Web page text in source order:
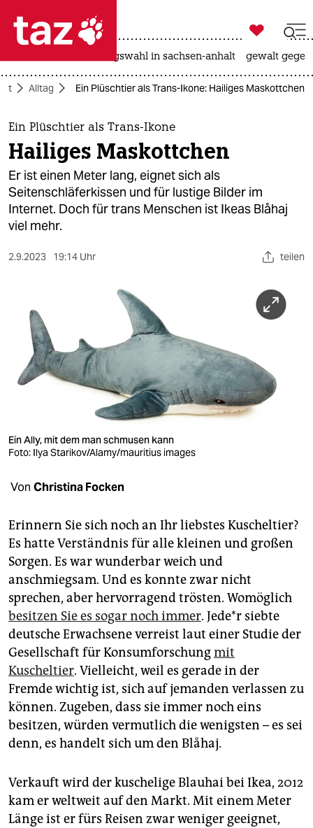
 taz zahl ich
taz zahl ich
themen
politik
öko
gesellschaft
kultur
berlin
nord
wahrheit
verlag
shop
fragen & hilfe
unterstützen
abo
genossenschaft
epaper login

taz zahl ich
landtagswahl in sachsen-anhalt gewalt
Alltag Ein Plüschtier als Trans-Ikone: Hailiges Maskottchen
Ein Plüschtier als Trans-Ikone
Hailiges Maskottchen
Er ist einen Meter lang, eignet sich als
Seitenschläferkissen und für lustige Bilder im
Internet. Doch für trans Menschen ist Ikeas Blåhaj
viel mehr.
2.9.2023 19:14 Uhr teilen
Ein Ally, mit dem man schmusen kann
Foto: Ilya Starikov/Alamy/mauritius images
Von Christina Focken
Erinnern Sie sich noch an Ihr liebstes Kuscheltier?
Es hatte Verständnis für alle kleinen und großen
Sorgen. Es war wunderbar weich und
anschmiegsam. Und es konnte zwar nicht
sprechen, aber hervorragend trösten. Womöglich
besitzen Sie es sogar noch immer. Je­de*r siebte
deutsche Erwachsene verreist laut einer Studie der
Gesellschaft für Konsumforschungmit
Kuscheltier. Vielleicht, weil es gerade in der
Fremde wichtig ist, sich auf jemanden verlassen zu
können. Zugeben, dass sie immer noch eins
besitzen, würden vermutlich die wenigsten – es sei
denn, es handelt sich um den Blåhaj.
Verkauft wird der kuschelige Blauhai bei Ikea, 2012
kam er weltweit auf den Markt. Mit einem Meter
Länge ist er fürs Reisen zwar weniger geeignet,